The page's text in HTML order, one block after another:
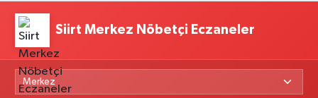
Siirt Merkez Nöbetçi Eczaneler